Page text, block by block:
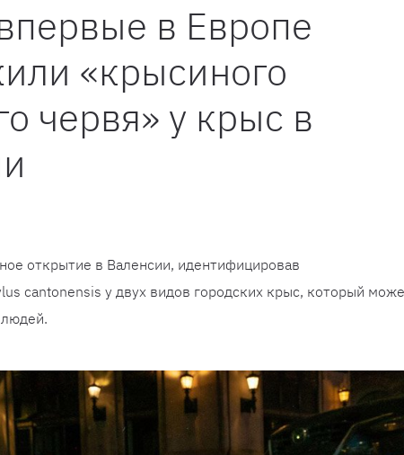
в Европе
«крысиного
червя» у крыс в
открытие в Валенсии, идентифицировав
cantonensis у двух видов городских крыс, который